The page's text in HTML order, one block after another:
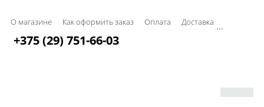
О магазине Как оформить заказ Оплата Доставка ...
+375 (29) 751-66-03